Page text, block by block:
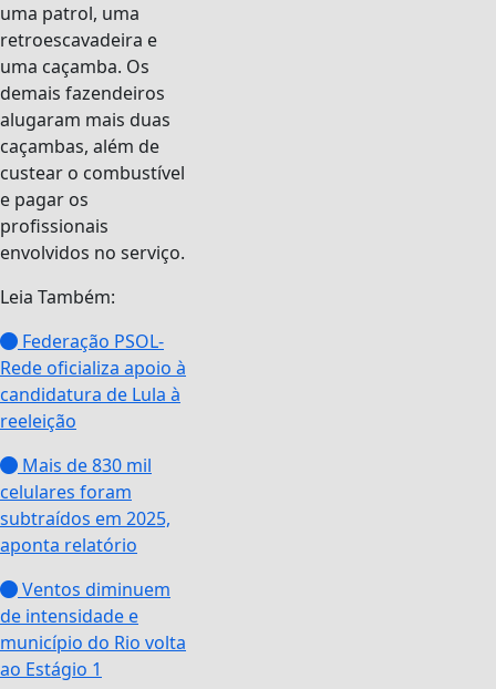
uma patrol, uma
retroescavadeira e
uma caçamba. Os
demais fazendeiros
alugaram mais duas
caçambas, além de
custear o combustível
e pagar os
profissionais
envolvidos no serviço.
Leia Também:
Federação PSOL-
Rede oficializa apoio à
candidatura de Lula à
reeleição
Mais de 830 mil
celulares foram
subtraídos em 2025,
aponta relatório
Ventos diminuem
de intensidade e
município do Rio volta
ao Estágio 1